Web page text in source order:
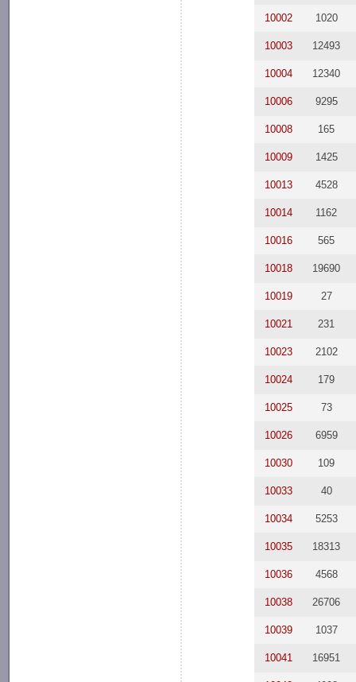
10002 1020
10003 12493
10004 12340
10006 9295
10008 165
10009 1425
10013 4528
10014 1162
10016 565
10018 19690
10019 27
10021 231
10023 2102
10024 179
10025 73
10026 6959
10030 109
10033 40
10034 5253
10035 18313
10036 4568
10038 26706
10039 1037
10041 16951